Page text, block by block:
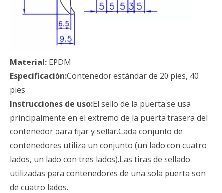
Material: EPDM
Especificación:Contenedor estándar de 20 pies, 40
pies
Instrucciones de uso:El sello de la puerta se usa
principalmente en el extremo de la puerta trasera del
contenedor para fijar y sellar.Cada conjunto de
contenedores utiliza un conjunto (un lado con cuatro
lados, un lado con tres lados).Las tiras de sellado
utilizadas para contenedores de una sola puerta son
de cuatro lados.